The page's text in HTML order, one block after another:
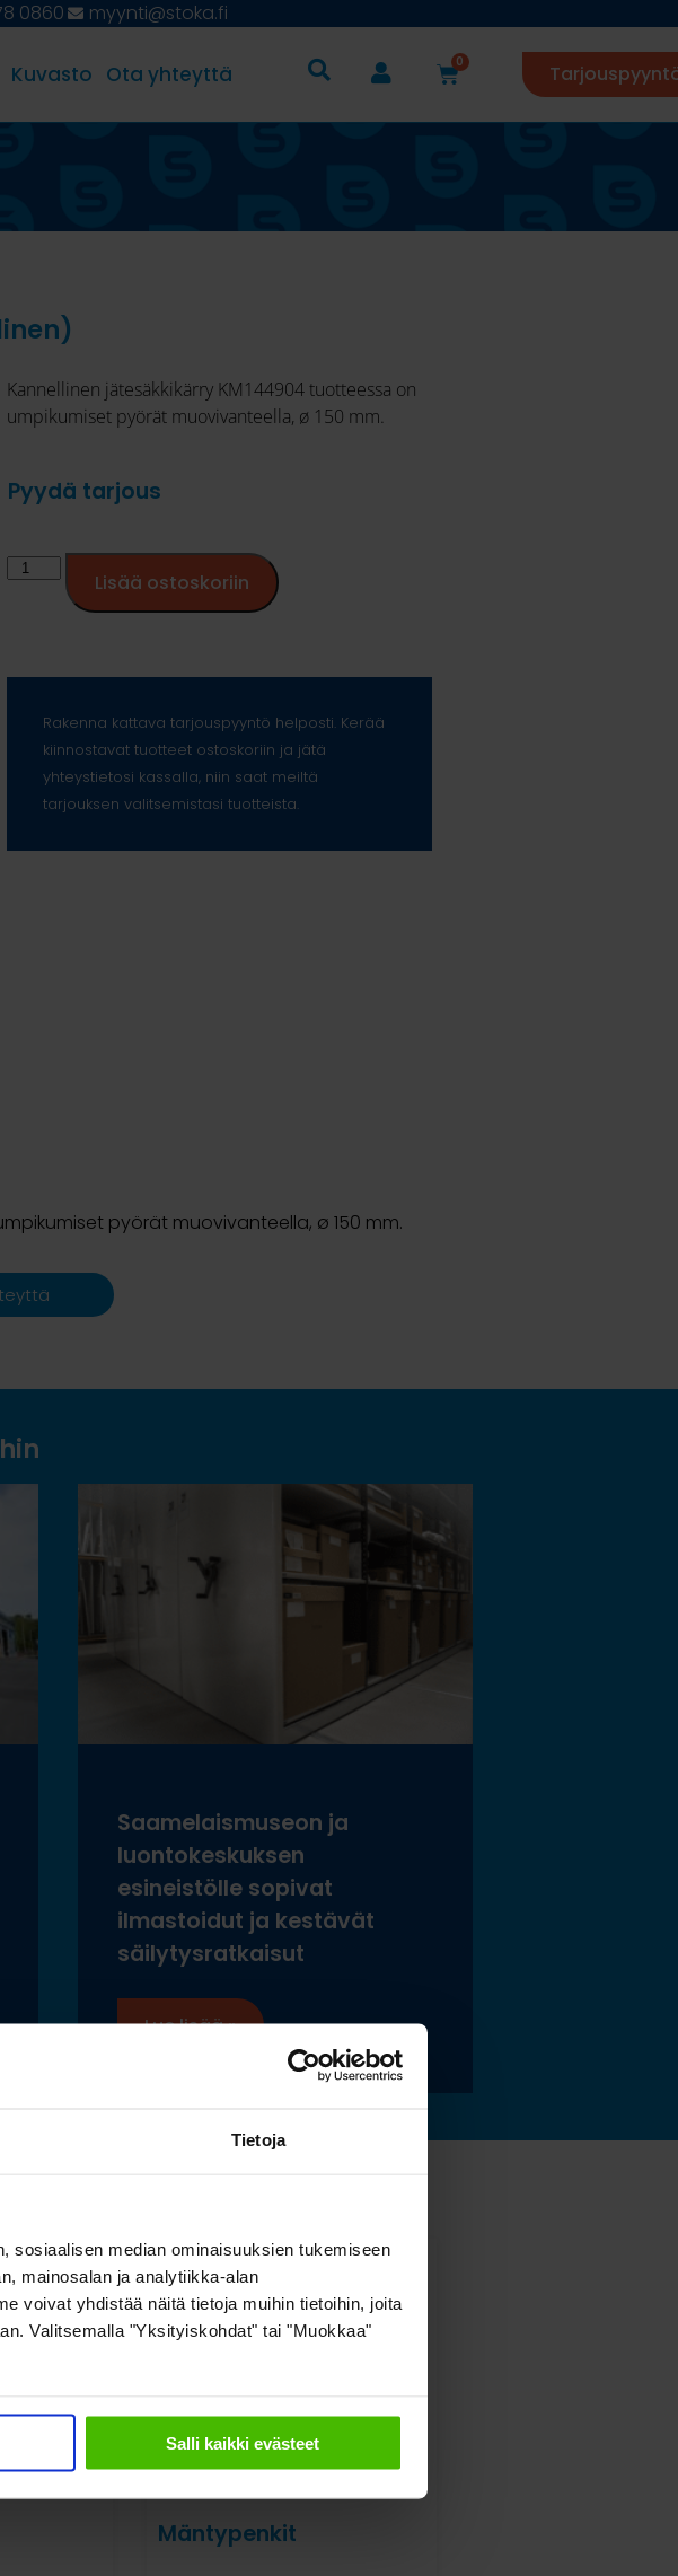
Tietoja
sosiaalisen median ominaisuuksien tukemiseen
mainosalan ja analytiikka-alan
voivat yhdistää näitä tietoja muihin tietoihin, joita
Valitsemalla "Yksityiskohdat" tai "Muokkaa"
Salli kaikki evästeet
0860 myynti@stoka.fi
Kuvasto Ota yhteyttä 0
Kannellinen jätesäkkikärry KM144904 tuotteessa on
umpikumiset pyörät muovivanteella, ø 150 mm.
Pyydä tarjous
Lisää ostoskoriin
Rakenna kattava tarjouspyyntö helposti. Kerää
kiinnostavat tuotteet ostoskoriin ja jätä
yhteystietosi kassalla, niin saat meiltä
tarjouksen valitsemistasi tuotteista.
pyörät muovivanteella, ø 150 mm.
Saamelaismuseon ja
luontokeskuksen
esineistölle sopivat
ilmastoidut ja kestävät
säilytysratkaisut
Lue lisää »
Mäntypenkit